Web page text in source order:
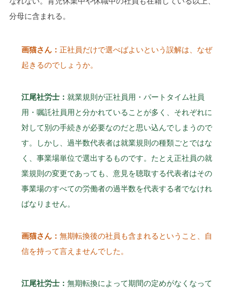
分母に含まれる。
画猫さん： 正社員だけで選べばよいという誤解は、なぜ
起きるのでしょうか。
江尾社労士： 就業規則が正社員用・パートタイム社員
用・嘱託社員用と分かれていることが多く、それぞれに
対して別の手続きが必要なのだと思い込んでしまうので
す。しかし、過半数代表者は就業規則の種類ごとではな
く、事業場単位で選出するものです。たとえ正社員の就
業規則の変更であっても、意見を聴取する代表者はその
事業場のすべての労働者の過半数を代表する者でなけれ
ばなりません。
画猫さん： 無期転換後の社員も含まれるということ、自
信を持って言えませんでした。
江尾社労士： 無期転換によって期間の定めがなくなって